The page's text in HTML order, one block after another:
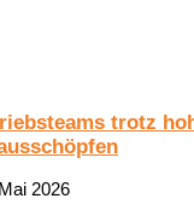
trotz
2026